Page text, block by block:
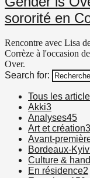
sororité en
Rencontre avec Lisa
Corrèze à l'occasion
Over.
Search for:
Tous les
Akki3
Analyses45
Art et création
Avant-
Bordeaux-
Culture &
En résidence2